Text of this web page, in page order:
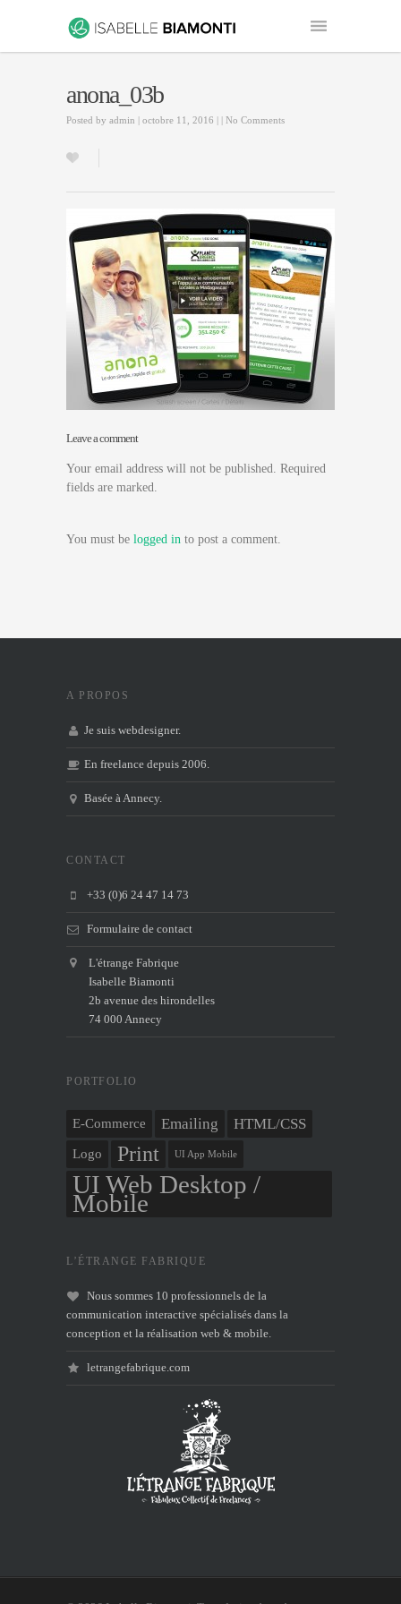
anona_03b
Posted by admin | octobre 11, 2016 | | No Comments
Leave a comment
Your email address will not be published. Required
fields are marked.
You must be logged in to post a comment.
A PROPOS
Je suis webdesigner.
En freelance depuis 2006.
Basée à Annecy.
CONTACT
+33 (0)6 24 47 14 73
Formulaire de contact
L'étrange Fabrique
Isabelle Biamonti
2b avenue des hirondelles
74 000 Annecy
PORTFOLIO
E-Commerce Emailing HTML/CSS
Logo Print UI App Mobile
UI Web Desktop /
Mobile
L’ÉTRANGE FABRIQUE
Nous sommes 10 professionnels de la
communication interactive spécialisés dans la
conception et la réalisation web & mobile.
letrangefabrique.com